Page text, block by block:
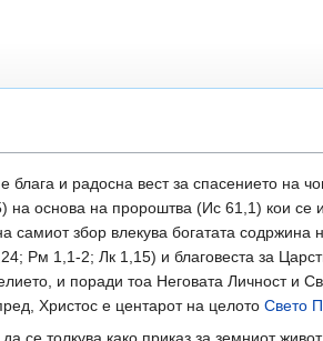
блага и радосна вест за спасението на
на основа на пророштва (Ис 61,1) кои се
самиот збор влекува богатата содржина
Рм 1,1-2; Лк 1,15) и благовеста за
и поради тоа Неговата Личност и
Христос е центарот на целото Свето